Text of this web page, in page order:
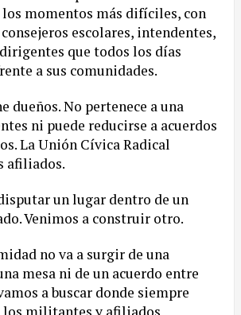
momentos más difíciles, con
escolares, intendentes,
que todos los días
a sus comunidades.
dueños. No pertenece a una
ni puede reducirse a acuerdos
La Unión Cívica Radical
afiliados.
un lugar dentro de un
Venimos a construir otro.
no va a surgir de una
mesa ni de un acuerdo entre
a buscar donde siempre